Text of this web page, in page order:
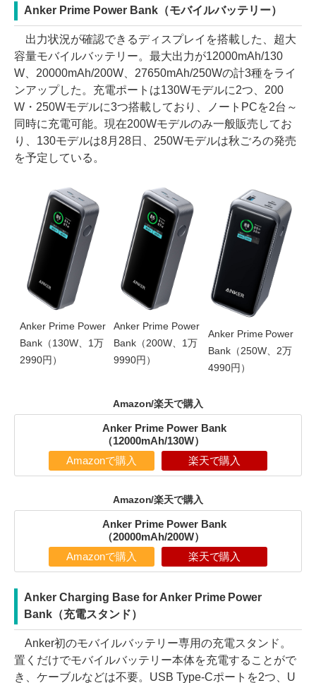
Anker Prime Power Bank（モバイルバッテリー）
出力状況が確認できるディスプレイを搭載した、超大
容量モバイルバッテリー。最大出力が12000mAh/130
W、20000mAh/200W、27650mAh/250Wの計3種をライ
ンアップした。充電ポートは130Wモデルに2つ、200
W・250Wモデルに3つ搭載しており、ノートPCを2台～
同時に充電可能。現在200Wモデルのみ一般販売してお
り、130モデルは8月28日、250Wモデルは秋ごろの発売
を予定している。
Anker Prime Power
Bank（130W、1万
2990円）
Anker Prime Power
Bank（200W、1万
9990円）
Anker Prime Power
Bank（250W、2万
4990円）
Amazon/楽天で購入
Anker Prime Power Bank
（12000mAh/130W）
Amazonで購入 楽天で購入
Amazon/楽天で購入
Anker Prime Power Bank
（20000mAh/200W）
Amazonで購入 楽天で購入
Anker Charging Base for Anker Prime Power
Bank（充電スタンド）
Anker初のモバイルバッテリー専用の充電スタンド。
置くだけでモバイルバッテリー本体を充電することがで
き、ケーブルなどは不要。USB Type-Cポートを2つ、U